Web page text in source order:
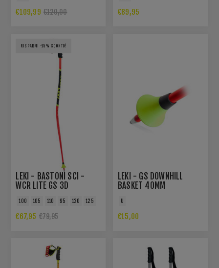
€109,99 €120,00 €89,95
RISPARMI -15% SCONTO!
LEKI - BASTONI SCI -
WCR LITE GS 3D
100 105 110 95 120 125
€67,95 €79,95
LEKI - GS DOWNHILL
BASKET 40MM
€15,00